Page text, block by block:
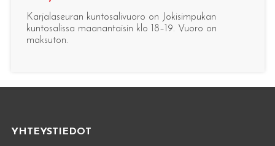
Karjalaseuran kuntosalivuoro on Jokisimpukan
kuntosalissa maanantaisin klo 18–19. Vuoro on
maksuton.
YHTEYSTIEDOT